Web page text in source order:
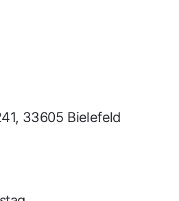
33605 Bielefeld